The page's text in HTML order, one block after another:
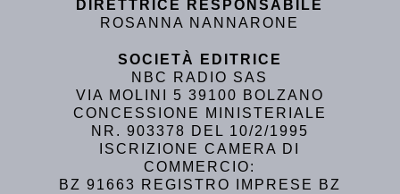
DIRETTRICE RESPONSABILE
ROSANNA NANNARONE
SOCIETÀ EDITRICE
NBC RADIO SAS
VIA MOLINI 5 39100 BOLZANO
CONCESSIONE MINISTERIALE
NR. 903378 DEL 10/2/1995
ISCRIZIONE CAMERA DI
COMMERCIO:
BZ 91663 REGISTRO IMPRESE BZ